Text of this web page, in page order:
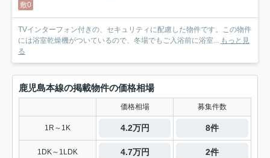
敷0
TVインターフォン付きの、セキュリティに配慮した物件です。この物件
には浴室乾燥機がついているので、冬場でもご入浴前に浴室... もっと見
る
鹿児島本線の掲載物件の価格相場
価格相場 募集件数
1R～1K 4.2万円 8件
1DK～1LDK 4.7万円 2件